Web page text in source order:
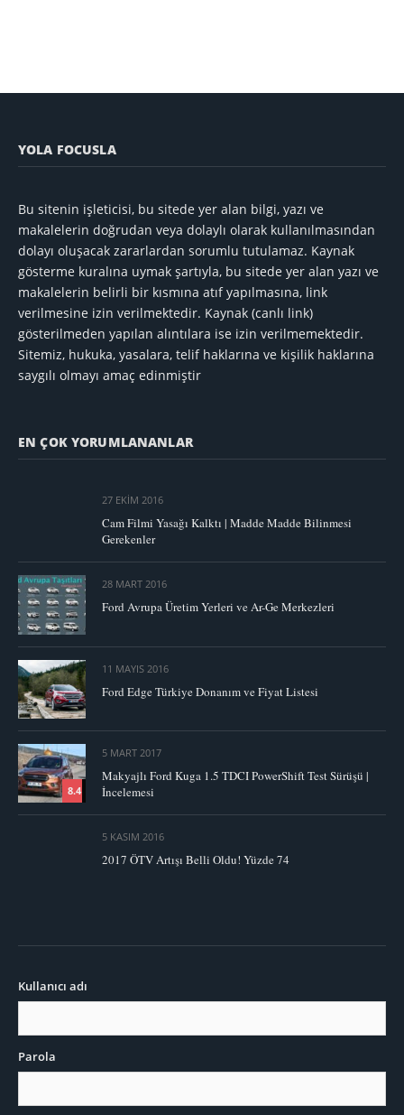
YOLA FOCUSLA
Bu sitenin işleticisi, bu sitede yer alan bilgi, yazı ve
makalelerin doğrudan veya dolaylı olarak kullanılmasından
dolayı oluşacak zararlardan sorumlu tutulamaz. Kaynak
gösterme kuralına uymak şartıyla, bu sitede yer alan yazı ve
makalelerin belirli bir kısmına atıf yapılmasına, link
verilmesine izin verilmektedir. Kaynak (canlı link)
gösterilmeden yapılan alıntılara ise izin verilmemektedir.
Sitemiz, hukuka, yasalara, telif haklarına ve kişilik haklarına
saygılı olmayı amaç edinmiştir
EN ÇOK YORUMLANANLAR
27 EKIM 2016
Cam Filmi Yasağı Kalktı | Madde Madde Bilinmesi
Gerekenler
28 MART 2016
Ford Avrupa Üretim Yerleri ve Ar-Ge Merkezleri
11 MAYIS 2016
Ford Edge Türkiye Donanım ve Fiyat Listesi
8.4
5 MART 2017
Makyajlı Ford Kuga 1.5 TDCI PowerShift Test Sürüşü |
İncelemesi
5 KASIM 2016
2017 ÖTV Artışı Belli Oldu! Yüzde 74
Kullanıcı adı
Parola